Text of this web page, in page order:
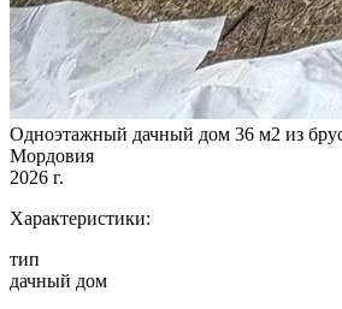
Одноэтажный дачный дом 36 м2 из
Мордовия
2026 г.
Характеристики:
тип
дачный дом